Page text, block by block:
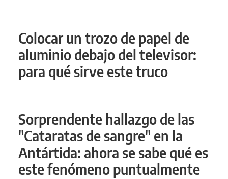
Colocar un trozo de papel de
aluminio debajo del televisor:
para qué sirve este truco
Sorprendente hallazgo de las
"Cataratas de sangre" en la
Antártida: ahora se sabe qué es
este fenómeno puntualmente